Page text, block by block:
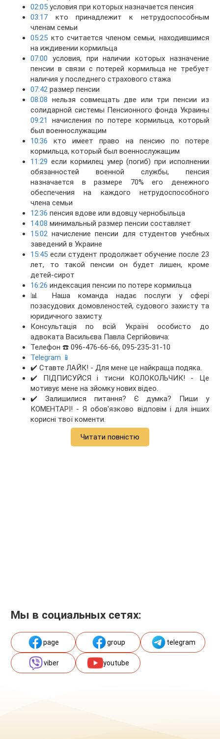
02:05 условия при которых назначается пенсия
03:17 кто принадлежит к нетрудоспособным
членам семьи
05:25 кто считается членом семьи, находившимся
на иждивении кормильца
07:00 условия, при наличии которых назначение
пенсии в связи с потерей кормильца не требует
наличия у последнего страхового стажа
07:42 размер пенсии
08:08 нельзя совмещать две или три пенсии из
солидарной системы Пенсионного фонда Украины
09:21
начисления по потере кормильца, который
был военнослужащим
10:36 кто имеет право на пенсию по потере
кормильца, который был военнослужащим
11:29 если кормилец умер (погиб) при исполнении
обязанностей военной службы, пенсия
назначается в размере 70% его денежного
обеспечения на каждого нетрудоспособного
члена семьи
12:36 пенсия вдове или вдовцу чернобыльца
14:08 минимальный размер пенсии составляет
15:02 начисление пенсии для студентов учебных
заведений в Украине
15:45 если студент продолжает обучение после 23
лет, то такой пенсии он будет лишен, кроме
детей-сирот
16:26 индексация пенсии по потере кормильца
📊 Наша команда надає послуги у сфері
позасудових домовленостей, судового захисту та
юридичного захисту.
Консультація по всій Україні особисто до
адвоката Васильєва Павла Сергійовича:
Телефон ☎️ 096-476-66-66, 095-235-31-10
Telegram 📱
✔️ Ставте ЛАЙК! - Для мене це найкраща подяка.
✔️ ПІДПИСУЙСЯ і тисни КОЛОКОЛЬЧИК! - Це
мотивує мене на зйомку нових відео.
✔️ Залишилися питання? Є думка? Пиши у
КОМЕНТАРІ! - Я обов'язково відповім і для інших
корисні твої коменти.
Читати повністю
Мы в социальных сетях:
page group telegram
viber youtube